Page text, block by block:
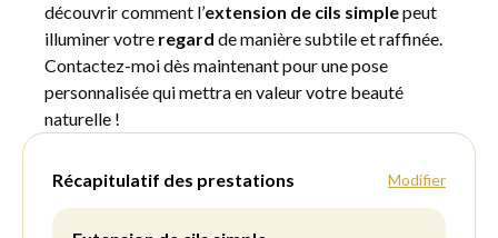
découvrir comment l’extension de cils simplepeut
illuminer votre regard de manière subtile et raffinée.
Contactez-moi dès maintenant pour une pose
personnalisée qui mettra en valeur votre beauté
naturelle !